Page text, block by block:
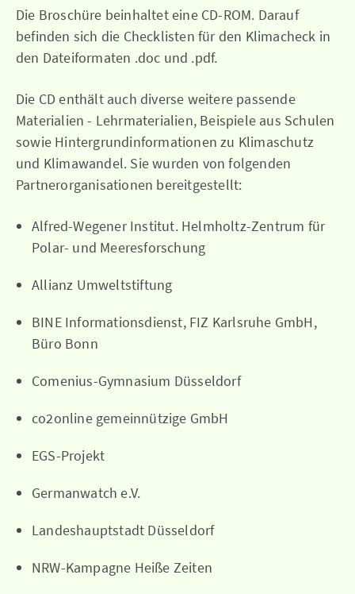
Die Broschüre beinhaltet eine CD-ROM. Darauf
befinden sich die Checklisten für den Klimacheck in
den Dateiformaten .doc und .pdf.
Die CD enthält auch diverse weitere passende
Materialien - Lehrmaterialien, Beispiele aus Schulen
sowie Hintergrundinformationen zu Klimaschutz
und Klimawandel. Sie wurden von folgenden
Partnerorganisationen bereitgestellt:
Alfred-Wegener Institut. Helmholtz-Zentrum für
Polar- und Meeresforschung
Allianz Umweltstiftung
BINE Informationsdienst, FIZ Karlsruhe GmbH,
Büro Bonn
Comenius-Gymnasium Düsseldorf
co2online gemeinnützige GmbH
EGS-Projekt
Germanwatch e.V.
Landeshauptstadt Düsseldorf
NRW-Kampagne Heiße Zeiten